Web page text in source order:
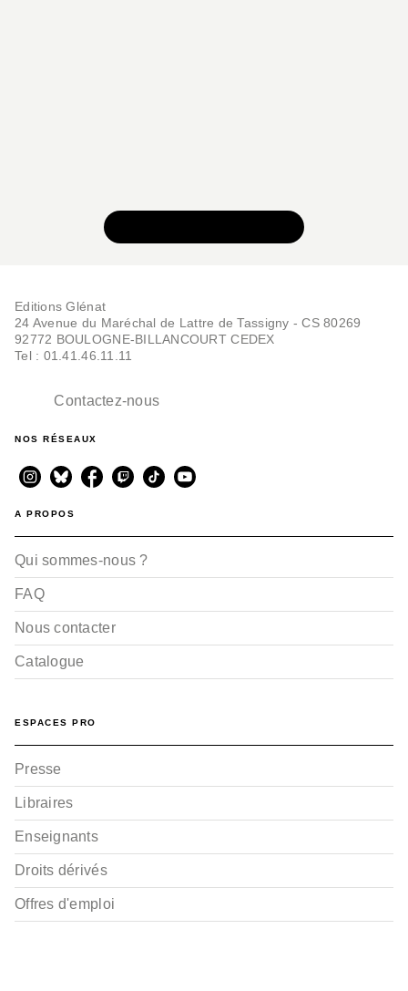
Editions Glénat
24 Avenue du Maréchal de Lattre de Tassigny - CS 80269
92772 BOULOGNE-BILLANCOURT CEDEX
Tel : 01.41.46.11.11
Contactez-nous
NOS RÉSEAUX
A PROPOS
Qui sommes-nous ?
FAQ
Nous contacter
Catalogue
ESPACES PRO
Presse
Libraires
Enseignants
Droits dérivés
Offres d'emploi